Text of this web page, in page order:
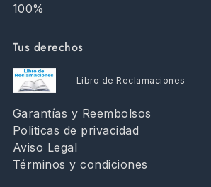
100%
Tus derechos
Libro de Reclamaciones
Garantías y Reembolsos
Politicas de privacidad
Aviso Legal
Términos y condiciones